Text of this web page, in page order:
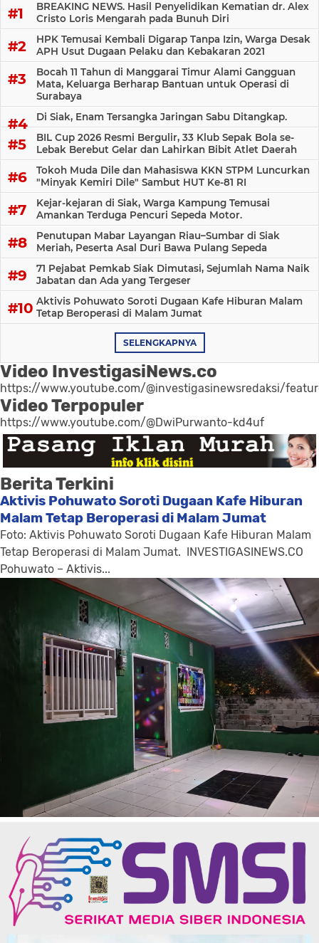
BREAKING NEWS. Hasil Penyelidikan Kematian dr. Alex
Cristo Loris Mengarah pada Bunuh Diri
HPK Temusai Kembali Digarap Tanpa Izin, Warga Desak
APH Usut Dugaan Pelaku dan Kebakaran 2021
Bocah 11 Tahun di Manggarai Timur Alami Gangguan
Mata, Keluarga Berharap Bantuan untuk Operasi di
Surabaya
Di Siak, Enam Tersangka Jaringan Sabu Ditangkap.
BIL Cup 2026 Resmi Bergulir, 33 Klub Sepak Bola se-
Lebak Berebut Gelar dan Lahirkan Bibit Atlet Daerah
Tokoh Muda Dile dan Mahasiswa KKN STPM Luncurkan
"Minyak Kemiri Dile" Sambut HUT Ke-81 RI
Kejar-kejaran di Siak, Warga Kampung Temusai
Amankan Terduga Pencuri Sepeda Motor.
Penutupan Mabar Layangan Riau–Sumbar di Siak
Meriah, Peserta Asal Duri Bawa Pulang Sepeda
71 Pejabat Pemkab Siak Dimutasi, Sejumlah Nama Naik
Jabatan dan Ada yang Tergeser
Aktivis Pohuwato Soroti Dugaan Kafe Hiburan Malam
Tetap Beroperasi di Malam Jumat
SELENGKAPNYA
Video InvestigasiNews.co
https://www.youtube.com/@investigasinewsredaksi/
Video Terpopuler
https://www.youtube.com/@DwiPurwanto-kd4uf
Berita Terkini
Aktivis Pohuwato Soroti Dugaan Kafe Hiburan
Malam Tetap Beroperasi di Malam Jumat
Foto: Aktivis Pohuwato Soroti Dugaan Kafe Hiburan Malam
Tetap Beroperasi di Malam Jumat. INVESTIGASINEWS.CO
Pohuwato – Aktivis...